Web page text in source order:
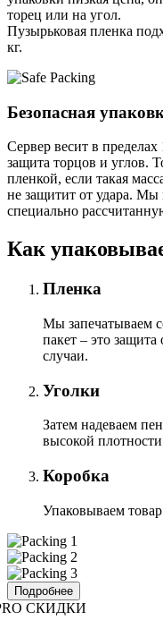
торец или на угол.
Пузырьковая пленка
кг.
Безопасная
Сервер весит в
защита торцов и углов.
пленкой, если такая
не защитит от удара. Мы
специально
Как
Пленка
Мы запечатываем
пакет – это
случаи.
Уголки
Затем надеваем
высокой
Коробка
Упаковываем
Подробнее
СКИДКИ